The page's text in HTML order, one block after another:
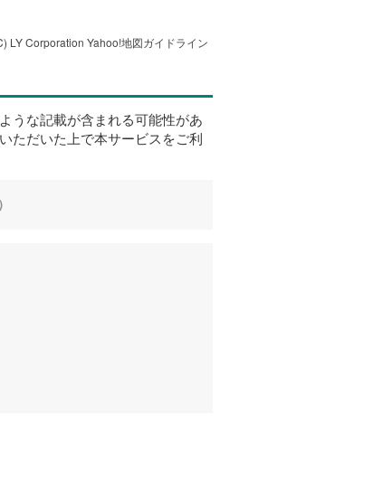
LY Corporation Yahoo!地図ガイドライン
うな記載が含まれる可能性があ
ただいた上で本サービスをご利